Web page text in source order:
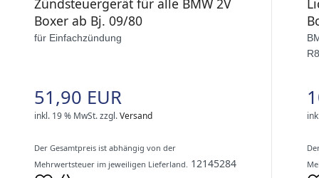
Zündsteuergerät für alle BMW 2V
Boxer ab Bj. 09/80
für Einfachzündung
51,90 EUR
inkl. 19 % MwSt.zzgl.Versand
Der Gesamtpreis ist abhängig von der
Mehrwertsteuer im jeweiligen Lieferland. 12145284